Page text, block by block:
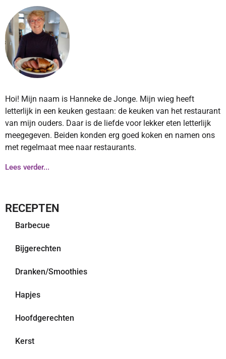
Hoi! Mijn naam is Hanneke de Jonge. Mijn wieg heeft
letterlijk in een keuken gestaan: de keuken van het restaurant
van mijn ouders. Daar is de liefde voor lekker eten letterlijk
meegegeven. Beiden konden erg goed koken en namen ons
met regelmaat mee naar restaurants.
Lees verder...
RECEPTEN
Barbecue
Bijgerechten
Dranken/Smoothies
Hapjes
Hoofdgerechten
Kerst